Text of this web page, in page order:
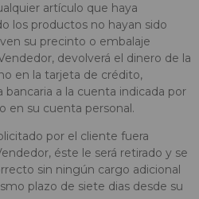
artículo que haya
los productos no hayan sido
su precinto o embalaje
devolverá el dinero de la
en la tarjeta de crédito,
a la cuenta indicada por
en su cuenta personal.
por el cliente fuera
éste le será retirado y se
sin ningún cargo adicional
plazo de siete dias desde su